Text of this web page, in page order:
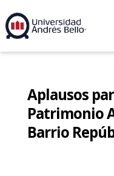
Aplausos
Patrimonio
Barrio